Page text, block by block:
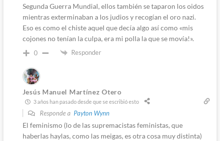
Segunda Guerra Mundial, ellos también se taparon los oidos
mientras exterminaban a los judios y recogían el oro nazi.
Eso es como el chiste aquel que decía algo así como «mis
cojones no tenían la culpa, era mi polla la que se movía!».
0 Responder
Jesús Manuel Martínez Otero
3 años han pasado desde que se escribió esto
Responde a Payton Wynn
El feminismo (lo de las supremacistas feministas, que
haberlas haylas, como las meigas, es otra cosa muy distinta)